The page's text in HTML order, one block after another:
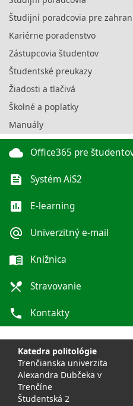
Študijní poradcovia pre
Kariérne poradenstvo
Zástupcovia študentov
Študentské preukazy
Žiadosti a tlačivá
Školné a poplatky
Manuály
cloud Office365 pre
feed Systém AiS2
poll E-learning
alternate_email Univerzitný e-mail
menu_book Knižnica
local_dining Stravovanie
phone Kontakty
Katedra politológie
Trenčianska univerzita
Alexandra Dubčeka v
Trenčíne
Študentská 2